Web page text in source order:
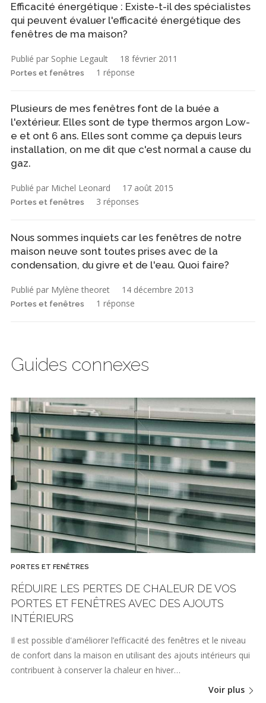
Efficacité énergétique : Existe-t-il des spécialistes
qui peuvent évaluer l'efficacité énergétique des
fenêtres de ma maison?
Publié par Sophie Legault 18 février 2011
Portes et fenêtres 1 réponse
Plusieurs de mes fenêtres font de la buée a
l'extérieur. Elles sont de type thermos argon Low-
e et ont 6 ans. Elles sont comme ça depuis leurs
installation, on me dit que c'est normal a cause du
gaz.
Publié par Michel Leonard 17 août 2015
Portes et fenêtres 3 réponses
Nous sommes inquiets car les fenêtres de notre
maison neuve sont toutes prises avec de la
condensation, du givre et de l'eau. Quoi faire?
Publié par Mylène theoret 14 décembre 2013
Portes et fenêtres 1 réponse
Guides connexes
PORTES ET FENÊTRES
RÉDUIRE LES PERTES DE CHALEUR DE VOS
PORTES ET FENÊTRES AVEC DES AJOUTS
INTÉRIEURS
Il est possible d'améliorer l’efficacité des fenêtres et le niveau
de confort dans la maison en utilisant des ajouts intérieurs qui
contribuent à conserver la chaleur en hiver…
Voir plus